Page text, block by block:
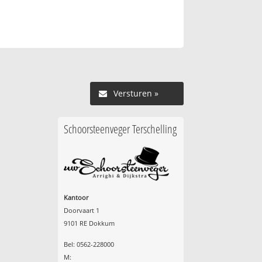
Versturen »
Schoorsteenveger Terschelling
Kantoor
Doorvaart 1
9101 RE Dokkum
Bel: 0562-228000
M: